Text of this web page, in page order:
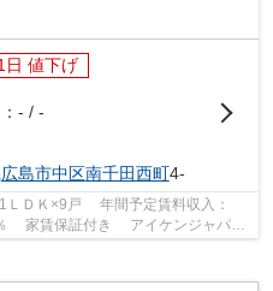
日 値下げ
- / -
広島市中区南千田西町4-
ＤＫ×9戸 年間予定賃料収入：
家賃保証付き アイケンジャパン